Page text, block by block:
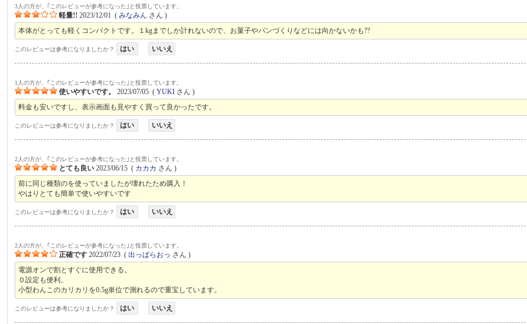
3人の方が、｢このレビューが参考になった｣と投票しています。
軽量!! 2023/12/01 (みなみん さん )
本体がとっても軽くコンパクトです。１kgまでしか計れないので、お菓子やパンづくりなどには向かないかも??
このレビューは参考になりましたか？ はい いいえ
1人の方が、｢このレビューが参考になった｣と投票しています。
使いやすいです。 2023/07/05 (YUKI さん )
料金も安いですし、表示画面も見やすく買って良かったです。
このレビューは参考になりましたか？ はい いいえ
2人の方が、｢このレビューが参考になった｣と投票しています。
とても良い 2023/06/15 ( カカカ さん )
前に同じ種類のを使っていましたが壊れたため購入！
やはりとても簡単で使いやすいです
このレビューは参考になりましたか？ はい いいえ
2人の方が、｢このレビューが参考になった｣と投票しています。
正確です 2022/07/23 (出っぱらおっ さん )
電源オンで割とすぐに使用できる。
０設定も便利。
小型わんこのカリカリを0.5g単位で測れるので重宝しています。
このレビューは参考になりましたか？ はい いいえ